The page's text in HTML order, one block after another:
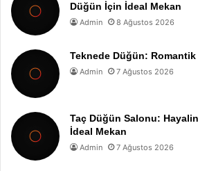
Düğün İçin İdeal Mekan
Admin 8 Ağustos 2026
Teknede Düğün:
Admin 7 Ağustos 2026
Taç Düğün Salonu:
İdeal Mekan
Admin 7 Ağustos 2026